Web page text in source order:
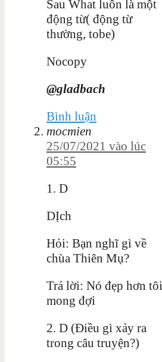
Sau What luôn là một
động từ( động từ
thường, tobe)
Nocopy
@gladbach
Bình luận
mocmien
25/07/2021 vào lúc
05:55
1. D
DỊch
Hỏi: Bạn nghĩ gì về
chùa Thiên Mụ?
Trả lời: Nó đẹp hơn tôi
mong đợi
2. D (Điều gì xảy ra
trong câu truyện?)